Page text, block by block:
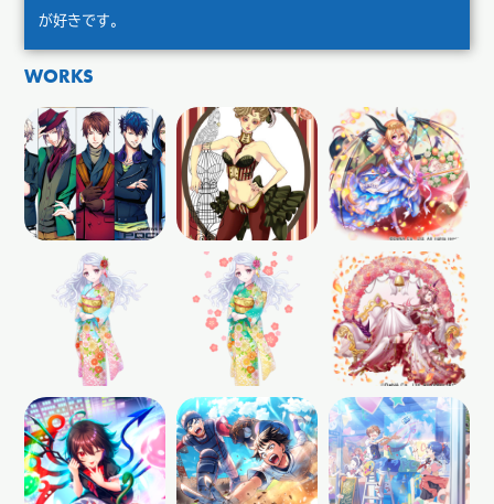
が好きです。
WORKS